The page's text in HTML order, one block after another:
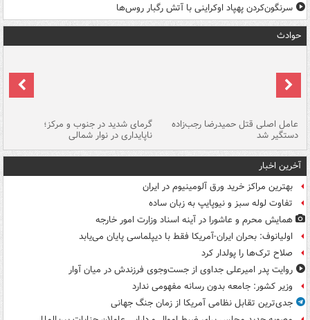
سرنگون‌کردن پهپاد اوکراینی با آتش رگبار روس‌ها
حوادث
عامل اصلی قتل حمیدرضا رجب‌زاده
دستگیر شد
گرمای شدید در جنوب و مرکز؛
ناپایداری در نوار شمالی
آخرین اخبار
بهترین مراکز خرید ورق آلومینیوم در ایران
تفاوت لوله سبز و نیوپایپ به زبان ساده
همایش محرم و عاشورا در آینه اسناد وزارت امور خارجه
اولیانوف: بحران ایران-آمریکا فقط با دیپلماسی پایان می‌یابد
صلاح ترک‌ها را پولدار کرد
روایت پدر امیرعلی جداوی از جست‌وجوی فرزندش در میان آوار
وزیر کشور: جامعه بدون رسانه مفهومی ندارد
جدی‌ترین تقابل نظامی آمریکا از زمان جنگ جهانی